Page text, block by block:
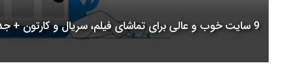
9 سایت خوب و عالی برای تماشای فیلم، سریال و کارتون + جدول مقایسه